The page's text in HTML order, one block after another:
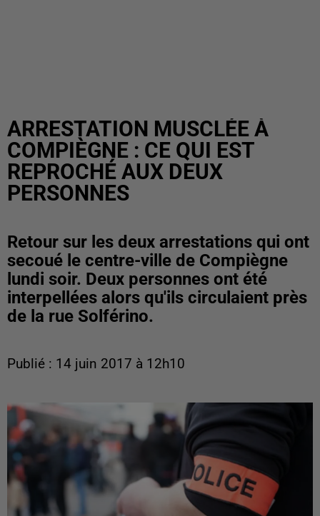
ARRESTATION MUSCLÉE À
COMPIÈGNE : CE QUI EST
REPROCHÉ AUX DEUX
PERSONNES
Retour sur les deux arrestations qui ont
secoué le centre-ville de Compiègne
lundi soir. Deux personnes ont été
interpellées alors qu'ils circulaient près
de la rue Solférino.
Publié : 14 juin 2017 à 12h10